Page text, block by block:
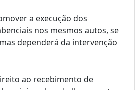
a execução dos
nos mesmos autos, se
dependerá da intervenção
ao recebimento de